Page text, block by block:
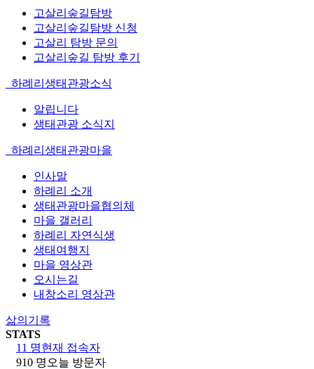
고살리숲길탐방
고살리숲길탐방 신청
고살리 탐방 문의
고살리숲길 탐방 후기
하례리생태관광소식
알립니다
생태관광 소식지
하례리생태관광마을
인사말
하례리 소개
생태관광마을협의체
마을 갤러리
하례리 자연식생
생태여행지
마을 영상관
오시는길
내창소리 영상관
삶의기록
STATS
11 명현재 접속자
910 명 오늘 방문자